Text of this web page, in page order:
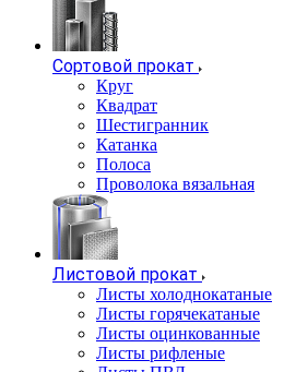
Сортовой прокат
Круг
Квадрат
Шестигранник
Катанка
Полоса
Проволока вязальная
Листовой прокат
Листы холоднокатаные
Листы горячекатаные
Листы оцинкованные
Листы рифленые